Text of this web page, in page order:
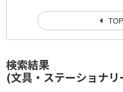
検索結果
(文具・ステーショナリ